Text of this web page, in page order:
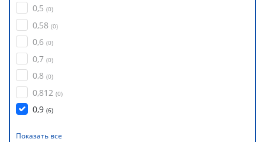
0,5 (0)
0,58 (0)
0,6 (0)
0,7 (0)
0,8 (0)
0,812 (0)
0,9 (6)
Показать все